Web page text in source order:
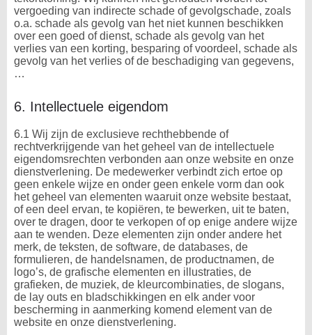
vergoeding van indirecte schade of gevolgschade, zoals
o.a. schade als gevolg van het niet kunnen beschikken
over een goed of dienst, schade als gevolg van het
verlies van een korting, besparing of voordeel, schade als
gevolg van het verlies of de beschadiging van gegevens,
…
6. Intellectuele eigendom
6.1 Wij zijn de exclusieve rechthebbende of
rechtverkrijgende van het geheel van de intellectuele
eigendomsrechten verbonden aan onze website en onze
dienstverlening. De medewerker verbindt zich ertoe op
geen enkele wijze en onder geen enkele vorm dan ook
het geheel van elementen waaruit onze website bestaat,
of een deel ervan, te kopiëren, te bewerken, uit te baten,
over te dragen, door te verkopen of op enige andere wijze
aan te wenden. Deze elementen zijn onder andere het
merk, de teksten, de software, de databases, de
formulieren, de handelsnamen, de productnamen, de
logo’s, de grafische elementen en illustraties, de
grafieken, de muziek, de kleurcombinaties, de slogans,
de lay outs en bladschikkingen en elk ander voor
bescherming in aanmerking komend element van de
website en onze dienstverlening.